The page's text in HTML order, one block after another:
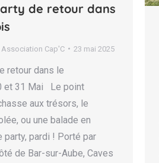
de retour dans
Association Cap'C 23 mai 2025
retour dans le
et 31 Mai Le point
aux trésors, le
ou une balade en
party, pardi ! Porté par
de Bar-sur-Aube, Caves